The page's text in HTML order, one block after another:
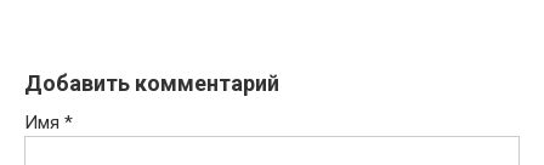
Добавить комментарий
Имя *